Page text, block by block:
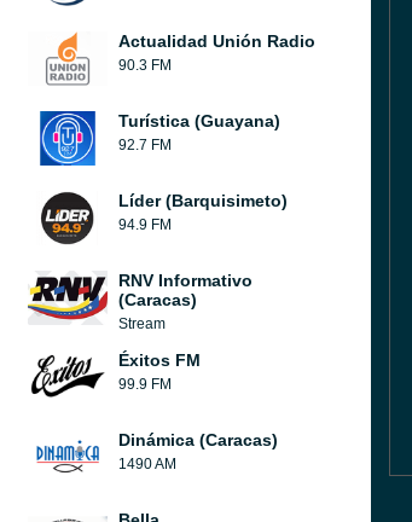
Actualidad Unión Radio
90.3 FM
Turística (Guayana)
92.7 FM
Líder (Barquisimeto)
94.9 FM
RNV Informativo
(Caracas)
Stream
Éxitos FM
99.9 FM
Dinámica (Caracas)
1490 AM